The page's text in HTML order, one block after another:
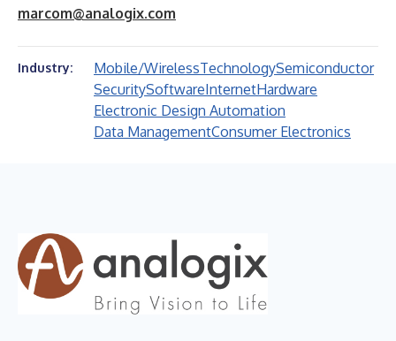
marcom@analogix.com
Industry: Mobile/WirelessTechnologySemiconductor
SecuritySoftwareInternetHardware
Electronic Design Automation
Data ManagementConsumer Electronics